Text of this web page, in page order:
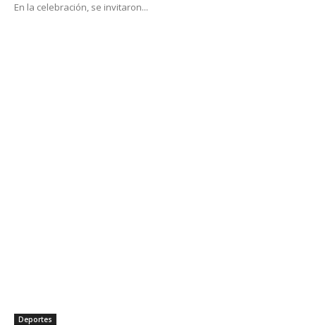
En la celebración, se invitaron...
Deportes